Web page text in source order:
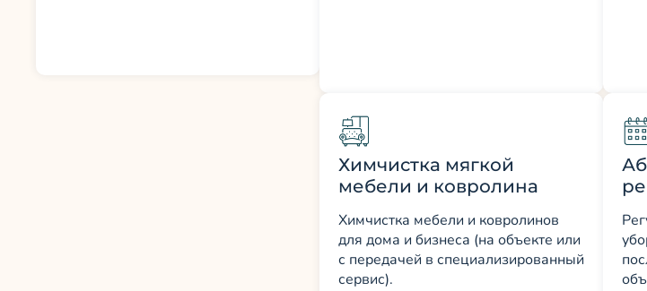
Химчистка мягкой
мебели и ковролина
Химчистка мебели и ковролинов
для дома и бизнеса (на объекте или
с передачей в специализированный
сервис).